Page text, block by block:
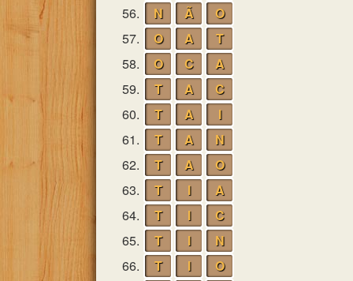
56.
N Ã
O
57.
O A
T
58.
O C
A
59.
T A
C
60.
T A
I
61.
T A
N
62.
T A
O
63.
T I
A
64.
T I
C
65.
T I
N
66.
T I
O